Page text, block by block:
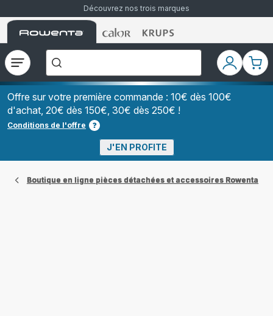
Découvrez nos trois marques
Accueil
Rowenta
Accueil
Rowenta
Accueil
Rowenta
Ouvrir
le
menu
recherchez-
vous
?","Aspirateurs
à
Grains","Centrales
Vapeurs","Sèche
Cheveux"]
Mon
compte
Mon
Offre sur votre première commande : 10€ dès 100€
d'achat, 20€ dès 150€, 30€ dès 250€ !
Conditions de l'offre
J'EN PROFITE
Boutique en ligne pièces détachées et accessoires Rowenta